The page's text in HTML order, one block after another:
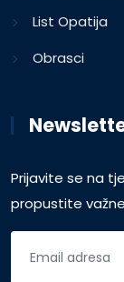
List Opatija
Obrasci
Prijavite se na
propustite